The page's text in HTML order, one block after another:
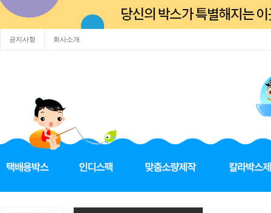
공지사항 회사소개